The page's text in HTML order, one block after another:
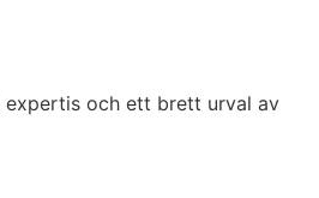
expertis och ett brett urval av